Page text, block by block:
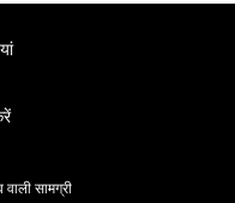
वाली सामग्री